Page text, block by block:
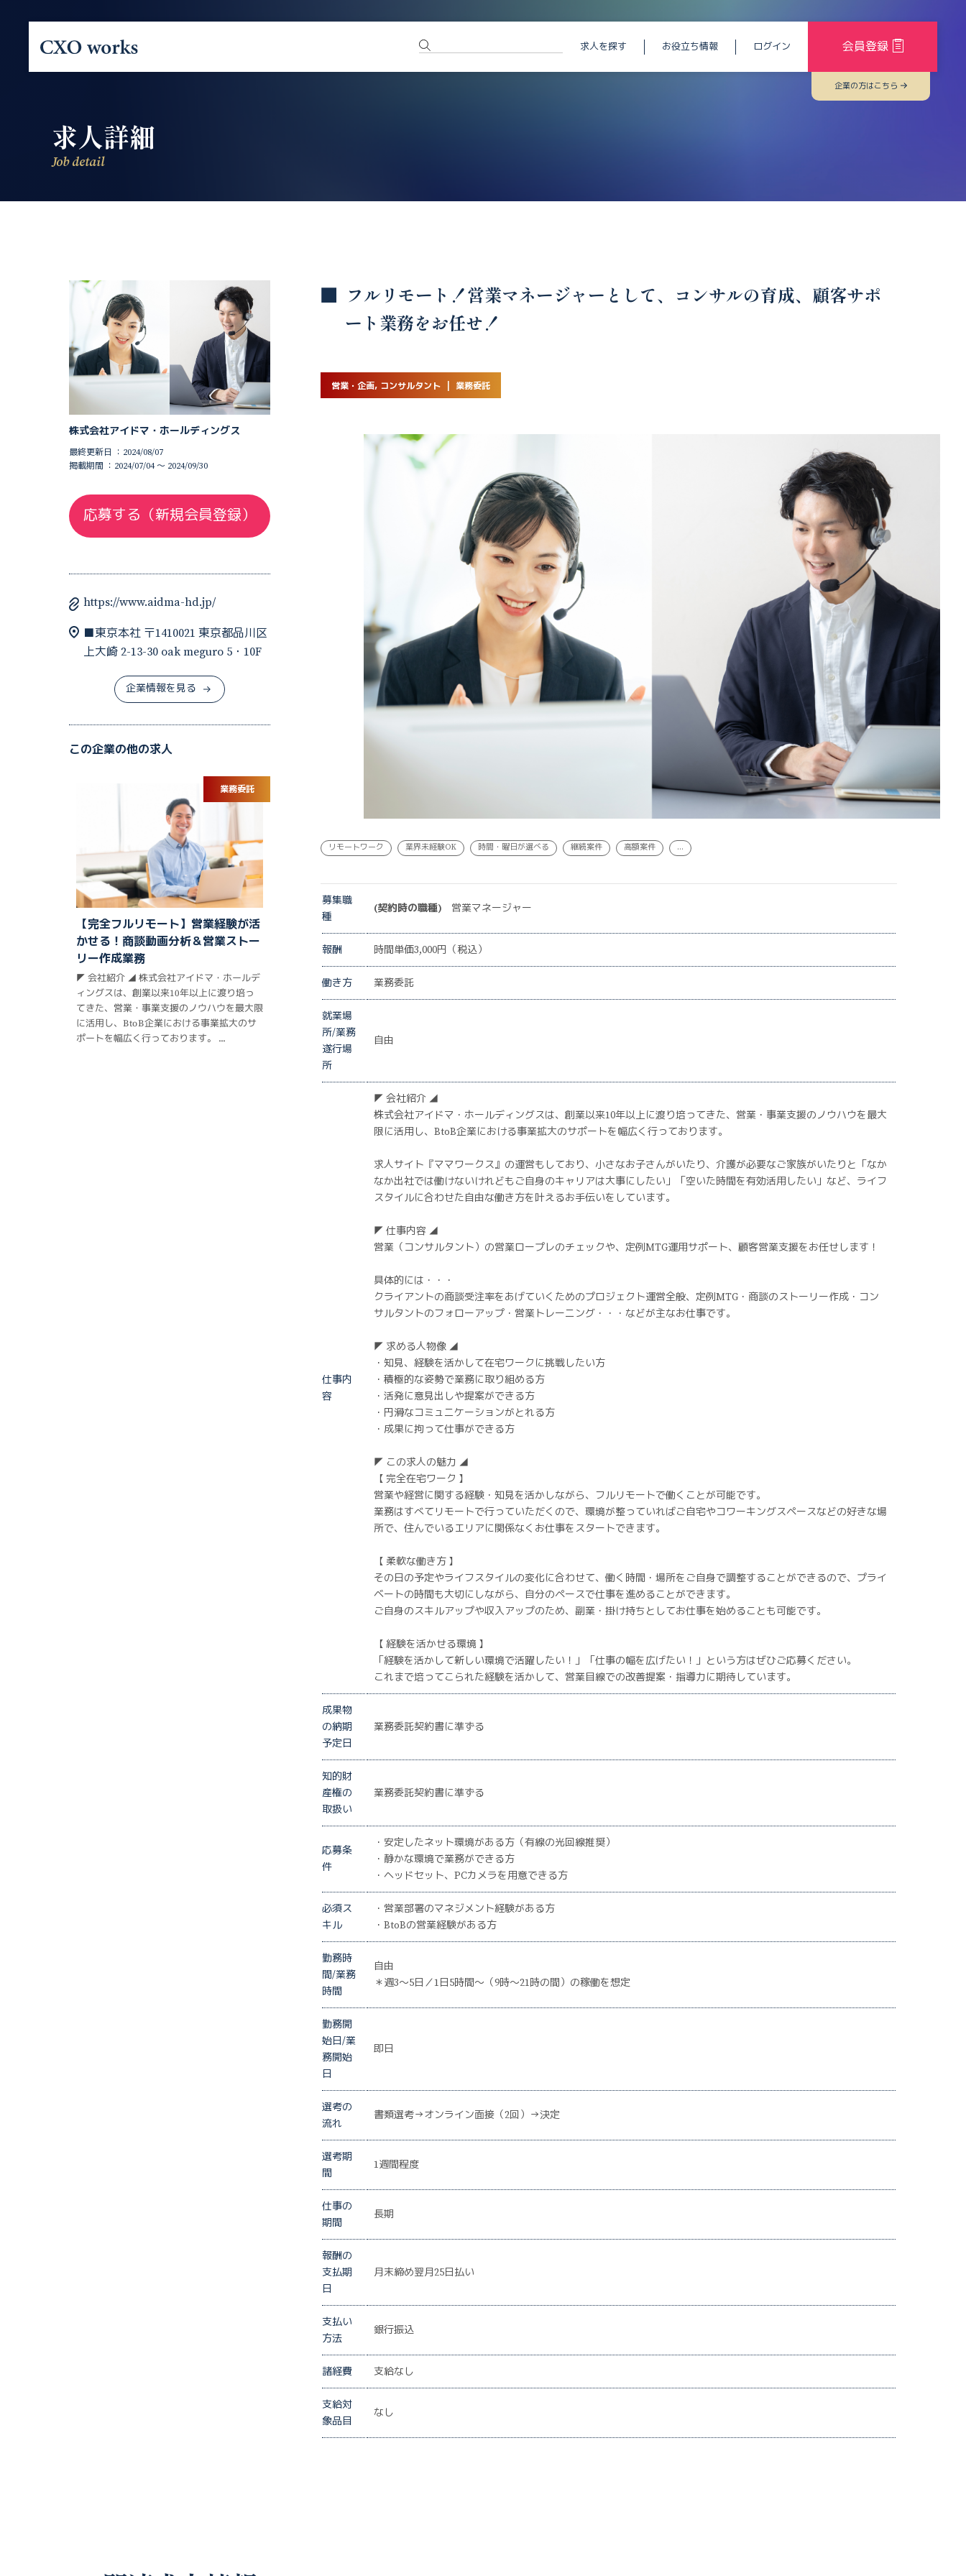
求人を探す お役立ち情報 ログイン 会員登録
企業の方はこちら
求人詳細
Job detail
フルリモート！営業マネージャーとして、コンサルの育成、顧客サポ
ート業務をお任せ！
営業・企画, コンサルタント | 業務委託
リモートワーク 業界未経験OK 時間・曜日が選べる 継続案件 高額案件 ...
募集職
種
(契約時の職種) 営業マネージャー
報酬 時間単価3,000円（税込）
働き方 業務委託
就業場
所/業務
遂行場
所
自由
仕事内
容
◤ 会社紹介 ◢
株式会社アイドマ・ホールディングスは、創業以来10年以上に渡り培ってきた、営業・事業支援のノウハウを最大
限に活用し、BtoB企業における事業拡大のサポートを幅広く行っております。
求人サイト『ママワークス』の運営もしており、小さなお子さんがいたり、介護が必要なご家族がいたりと「なか
なか出社では働けないけれどもご自身のキャリアは大事にしたい」「空いた時間を有効活用したい」など、ライフ
スタイルに合わせた自由な働き方を叶えるお手伝いをしています。
◤ 仕事内容 ◢
営業（コンサルタント）の営業ロープレのチェックや、定例MTG運用サポート、顧客営業支援をお任せします！
具体的には・・・
クライアントの商談受注率をあげていくためのプロジェクト運営全般、定例MTG・商談のストーリー作成・コン
サルタントのフォローアップ・営業トレーニング・・・などが主なお仕事です。
◤ 求める人物像 ◢
・知見、経験を活かして在宅ワークに挑戦したい方
・積極的な姿勢で業務に取り組める方
・活発に意見出しや提案ができる方
・円滑なコミュニケーションがとれる方
・成果に拘って仕事ができる方
◤ この求人の魅力 ◢
【 完全在宅ワーク 】
営業や経営に関する経験・知見を活かしながら、フルリモートで働くことが可能です。
業務はすべてリモートで行っていただくので、環境が整っていればご自宅やコワーキングスペースなどの好きな場
所で、住んでいるエリアに関係なくお仕事をスタートできます。
【 柔軟な働き方 】
その日の予定やライフスタイルの変化に合わせて、働く時間・場所をご自身で調整することができるので、プライ
ベートの時間も大切にしながら、自分のペースで仕事を進めることができます。
ご自身のスキルアップや収入アップのため、副業・掛け持ちとしてお仕事を始めることも可能です。
【 経験を活かせる環境 】
「経験を活かして新しい環境で活躍したい！」「仕事の幅を広げたい！」という方はぜひご応募ください。
これまで培ってこられた経験を活かして、営業目線での改善提案・指導力に期待しています。
成果物
の納期
予定日
業務委託契約書に準ずる
知的財
産権の
取扱い
業務委託契約書に準ずる
応募条
件
・安定したネット環境がある方（有線の光回線推奨）
・静かな環境で業務ができる方
・ヘッドセット、PCカメラを用意できる方
必須ス
キル
・営業部署のマネジメント経験がある方
・BtoBの営業経験がある方
勤務時
間/業務
時間
自由
＊週3～5日／1日5時間～（9時～21時の間）の稼働を想定
勤務開
始日/業
務開始
日
即日
選考の
流れ
書類選考→オンライン面接（2回）→決定
選考期
間
1週間程度
仕事の
期間
長期
報酬の
支払期
日
月末締め翌月25日払い
支払い
方法
銀行振込
諸経費 支給なし
支給対
象品目
なし
株式会社アイドマ・ホールディングス
最終更新日 ：2024/08/07
掲載期間 ：2024/07/04 〜 2024/09/30
応募する（新規会員登録）
https://www.aidma-hd.jp/
■東京本社 〒1410021 東京都品川区
上大崎 2-13-30 oak meguro 5・10F
企業情報を見る
この企業の他の求人
業務委託
【完全フルリモート】営業経験が活
かせる！商談動画分析＆営業ストー
リー作成業務
◤ 会社紹介 ◢ 株式会社アイドマ・ホールデ
ィングスは、創業以来10年以上に渡り培っ
てきた、営業・事業支援のノウハウを最大限
に活用し、BtoB企業における事業拡大のサ
ポートを幅広く行っております。 ...